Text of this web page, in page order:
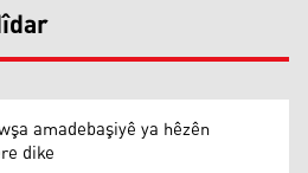
amadebaşiyê ya hêzên
dike